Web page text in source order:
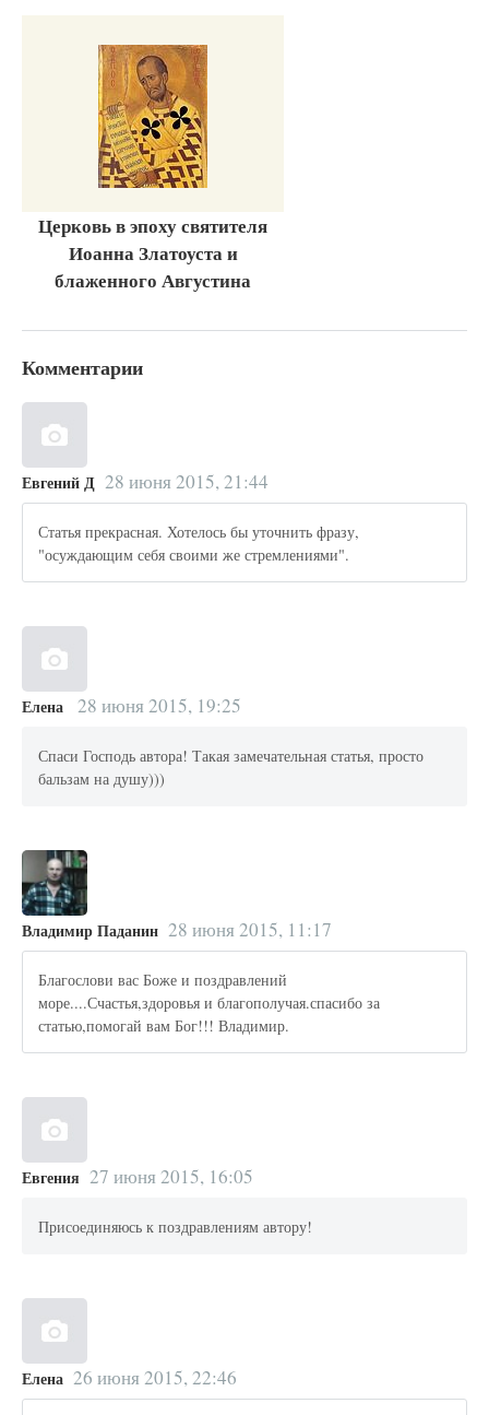
Церковь в эпоху святителя
Иоанна Златоуста и
блаженного Августина
Комментарии
Евгений Д 28 июня 2015, 21:44
Статья прекрасная. Хотелось бы уточнить фразу,
"осуждающим себя своими же стремлениями".
Елена 28 июня 2015, 19:25
Спаси Господь автора! Такая замечательная статья, просто
бальзам на душу)))
Владимир Паданин 28 июня 2015, 11:17
Благослови вас Боже и поздравлений
море....Счастья,здоровья и благополучая.спасибо за
статью,помогай вам Бог!!! Владимир.
Евгения 27 июня 2015, 16:05
Присоединяюсь к поздравлениям автору!
Елена 26 июня 2015, 22:46